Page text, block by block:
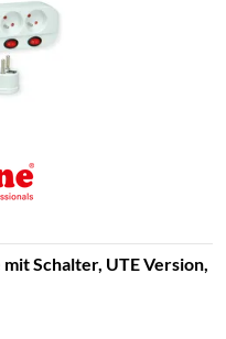
Schalter, UTE Version,